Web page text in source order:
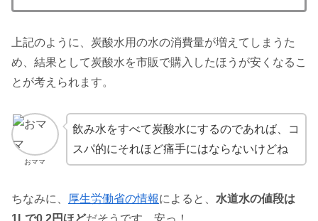
上記のように、炭酸水用の水の消費量が増えてしまうた
め、結果として炭酸水を市販で購入したほうが安くなるこ
とが考えられます。
おママ
飲み水をすべて炭酸水にするのであれば、コ
スパ的にそれほど痛手にはならないけどね
ちなみに、 厚生労働省の情報によると、 水道水の値段は
1Lで0.2円ほどだそうです。安っ！